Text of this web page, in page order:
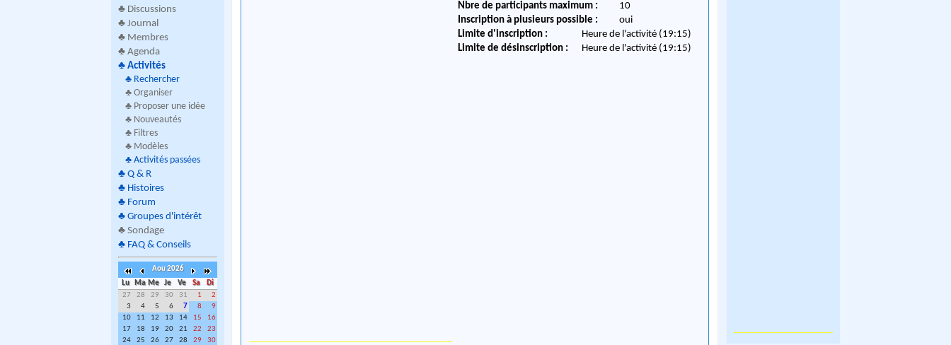
♣ Discussions
♣ Journal
♣ Membres
♣ Agenda
♣ Activités
♣ Rechercher
♣ Organiser
♣ Proposer une idée
♣ Nouveautés
♣ Filtres
♣ Modèles
♣ Activités passées
♣ Q & R
♣ Histoires
♣ Forum
♣ Groupes d'intérêt
♣ Sondage
♣ FAQ & Conseils
Aou 2026
Lu
Ma Me Je Ve Sa
Di
27
28 29 30 31 1
2
3
4 5 6 7 8
9
10
11 12 13 14 15
16
17
18 19 20 21 22
23
24
25 26 27 28 29
30
Nbre de participants maximum :
10
Inscription à plusieurs possible :
oui
Limite d'inscription :
Heure de l'activité (19:15)
Limite de désinscription :
Heure de l'activité (19:15)